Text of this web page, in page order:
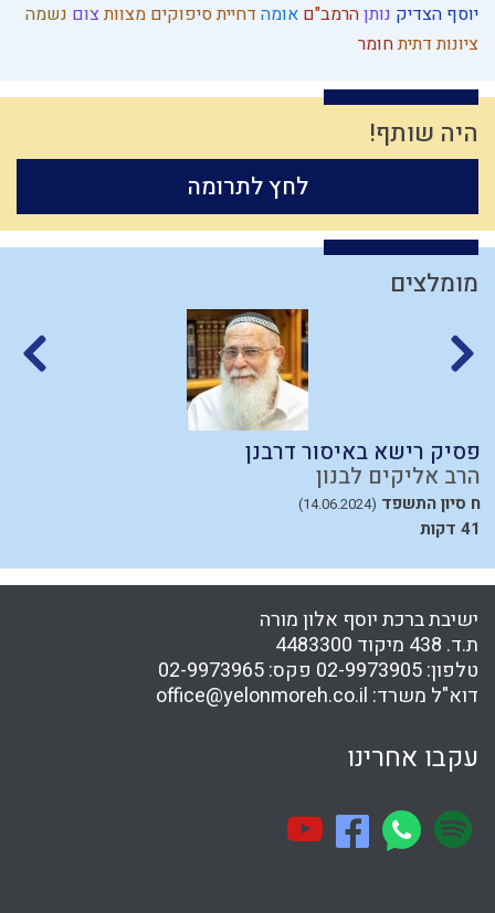
יוסף הצדיק נותןהרמב"ם אומה דחיית סיפוקים מצוותצום נשמה
ציונות דתיתחומר
היה שותף!
לחץ לתרומה
מומלצים
פסיק רישא באיסור דרבנן
הרב אליקים לבנון
ח סיון התשפד (14.06.2024)
41 דקות
ישיבת ברכת יוסף אלון מורה
ת.ד. 438 מיקוד 4483300
טלפון:02-9973905 פקס:02-9973965
דוא"ל משרד: office@yelonmoreh.co.il
עקבו אחרינו